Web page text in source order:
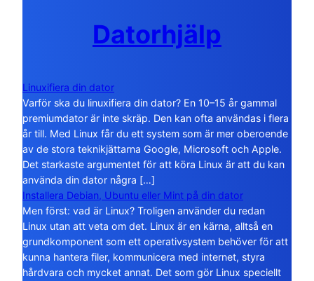
Datorhjälp
Linuxifiera din dator
Varför ska du linuxifiera din dator? En 10–15 år gammal
premiumdator är inte skräp. Den kan ofta användas i flera
år till. Med Linux får du ett system som är mer oberoende
av de stora teknikjättarna Google, Microsoft och Apple.
Det starkaste argumentet för att köra Linux är att du kan
använda din dator några […]
Installera Debian, Ubuntu eller Mint på din dator
Men först: vad är Linux? Troligen använder du redan
Linux utan att veta om det. Linux är en kärna, alltså en
grundkomponent som ett operativsystem behöver för att
kunna hantera filer, kommunicera med internet, styra
hårdvara och mycket annat. Det som gör Linux speciellt